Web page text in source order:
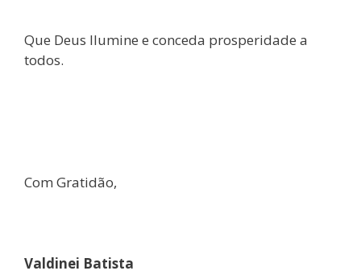
Que Deus Ilumine e conceda prosperidade a
todos.
Com Gratidão,
Valdinei Batista